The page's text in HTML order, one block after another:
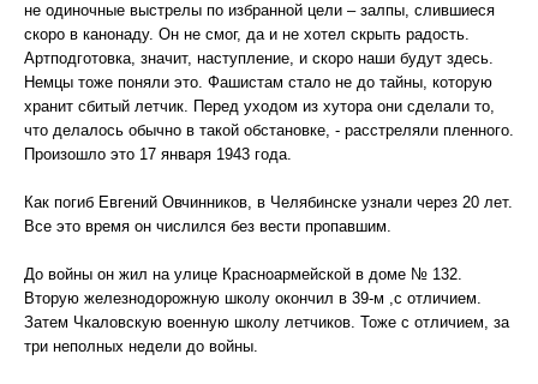
не одиночные выстрелы по избранной цели – залпы, слившиеся
скоро в канонаду. Он не смог, да и не хотел скрыть радость.
Артподготовка, значит, наступление, и скоро наши будут здесь.
Немцы тоже поняли это. Фашистам стало не до тайны, которую
хранит сбитый летчик. Перед уходом из хутора они сделали то,
что делалось обычно в такой обстановке, - расстреляли пленного.
Произошло это 17 января 1943 года.
Как погиб Евгений Овчинников, в Челябинске узнали через 20 лет.
Все это время он числился без вести пропавшим.
До войны он жил на улице Красноармейской в доме № 132.
Вторую железнодорожную школу окончил в 39-м ,с отличием.
Затем Чкаловскую военную школу летчиков. Тоже с отличием, за
три неполных недели до войны.